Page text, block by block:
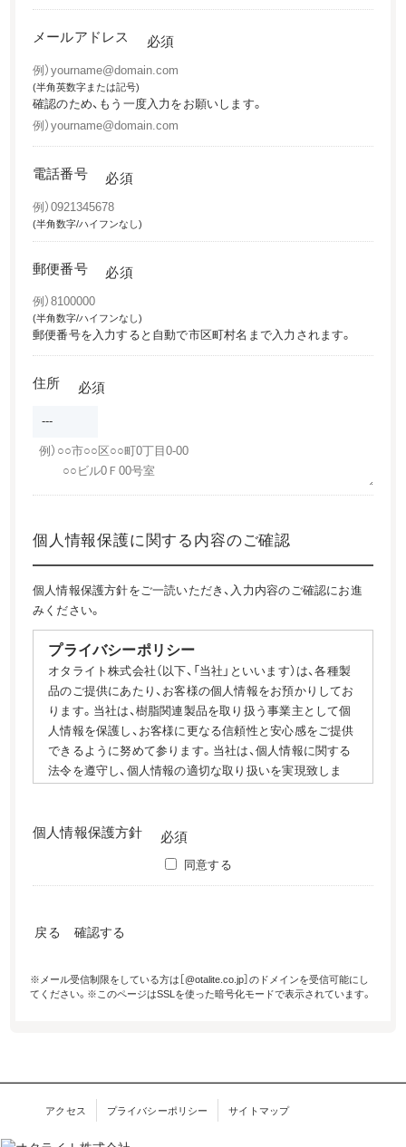
メールアドレス 必須
(半角英数字または記号)
確認のため、もう一度入力をお願いします。
電話番号 必須
(半角数字/ハイフンなし)
郵便番号 必須
(半角数字/ハイフンなし)
郵便番号を入力すると自動で市区町村名まで入力されます。
住所 必須
個人情報保護に関する内容のご確認
個人情報保護方針をご一読いただき、入力内容のご確認にお進
みください。
プライバシーポリシー
オタライト株式会社（以下、「当社」といいます）は、各種製
品のご提供にあたり、お客様の個人情報をお預かりしてお
ります。当社は、樹脂関連製品を取り扱う事業主として個
人情報を保護し、お客様に更なる信頼性と安心感をご提供
できるように努めて参ります。当社は、個人情報に関する
法令を遵守し、個人情報の適切な取り扱いを実現致しま
当社は、偽りその他不正の手段によらず適正に個人情報を
当社は、個人情報を以下の利用目的の達成の為、必要な範
情報を利用する場合、あらかじめ本人の同意を得た上で行
お見積のご依頼・ご相談に対する回答及び資料送付
ご注文いただいた商品の発送
その他の個人情報の安全管理のために必要かつ適切な措
置を講じます。
4. 個人情報の委託
個人情報保護方針 必須
同意する
戻る
※メール受信制限をしている方は［@otalite.co.jp］のドメインを受信可能にし
てください。 ※このページはSSLを使った暗号化モードで表示されています。
アクセス プライバシーポリシー サイトマップ